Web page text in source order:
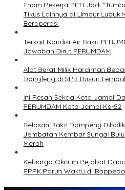
Enam Pekerja PETI Jadi
Tikus Lainnya di Limbur Lubuk
Beroperasi
Terkait Kondisi Air Baku
Jawaban Dirut PERUMDAM
Alat Berat Milik Hardiman
Dongfeng di SPB Dusun
Ini Pesan Sekda Kota Jambi
PERUMDAM Kota Jambi Ke-52
Belasan Rakit Dompeng
Jembatan Kembar Sungai
Merah
Keluarga Oknum Pejabat
PPPK Paruh Waktu di